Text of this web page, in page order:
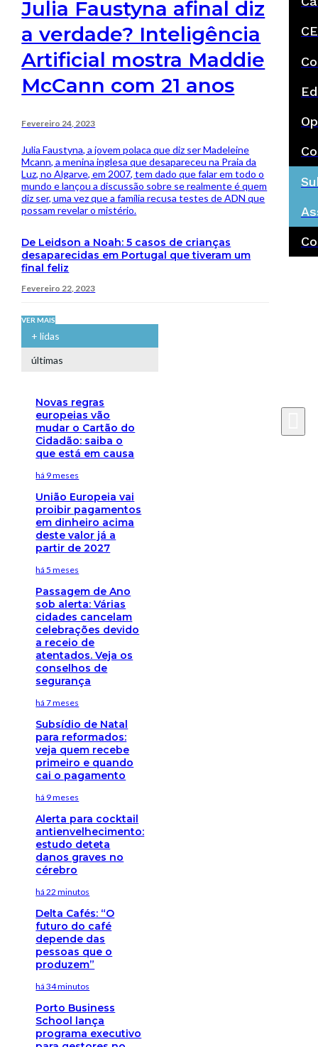
Julia Faustyna afinal diz
a verdade? Inteligência
Artificial mostra Maddie
McCann com 21 anos
Fevereiro 24, 2023
Julia Faustyna, a jovem polaca que diz ser Madeleine
Mcann, a menina inglesa que desapareceu na Praia da
Luz, no Algarve, em 2007, tem dado que falar em todo o
mundo e lançou a discussão sobre se realmente é quem
diz ser, uma vez que a família recusa testes de ADN que
possam revelar o mistério.
De Leidson a Noah: 5 casos de crianças
desaparecidas em Portugal que tiveram um
final feliz
Fevereiro 22, 2023
VER MAIS
+ lidas
últimas
Novas regras
europeias vão
mudar o Cartão do
Cidadão: saiba o
que está em causa
há 9 meses
União Europeia vai
proibir pagamentos
em dinheiro acima
deste valor já a
partir de 2027
há 5 meses
Passagem de Ano
sob alerta: Várias
cidades cancelam
celebrações devido
a receio de
atentados. Veja os
conselhos de
segurança
há 7 meses
Subsídio de Natal
para reformados:
veja quem recebe
primeiro e quando
cai o pagamento
há 9 meses
Alerta para cocktail
antienvelhecimento:
estudo deteta
danos graves no
cérebro
há 22 minutos
Delta Cafés: “O
futuro do café
depende das
pessoas que o
produzem”
há 34 minutos
Porto Business
School lança
programa executivo